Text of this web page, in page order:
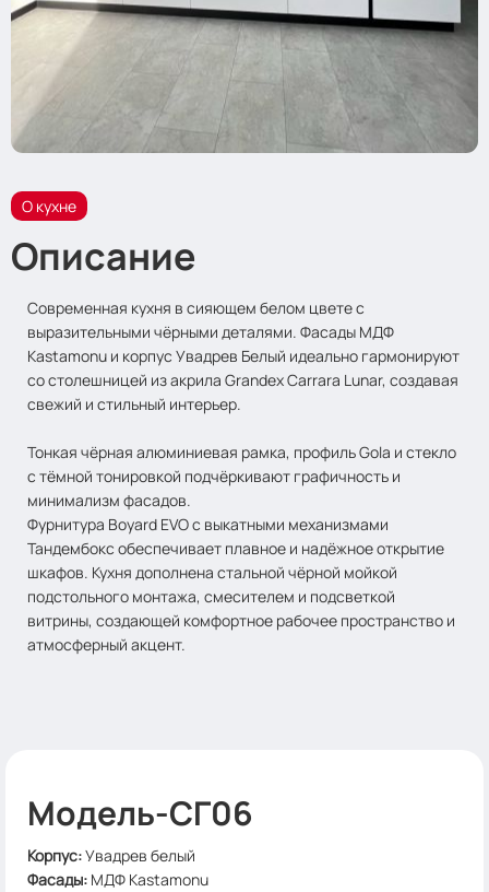
О кухне
Описание
Современная кухня в сияющем белом цвете с
выразительными чёрными деталями. Фасады МДФ
Kastamonu и корпус Увадрев Белый идеально гармонируют
со столешницей из акрила Grandex Carrara Lunar, создавая
свежий и стильный интерьер.
Тонкая чёрная алюминиевая рамка, профиль Gola и стекло
с тёмной тонировкой подчёркивают графичность и
минимализм фасадов.
Фурнитура Boyard EVO с выкатными механизмами
Тандембокс обеспечивает плавное и надёжное открытие
шкафов. Кухня дополнена стальной чёрной мойкой
подстольного монтажа, смесителем и подсветкой
витрины, создающей комфортное рабочее пространство и
атмосферный акцент.
Модель-СГ06
Корпус:Увадрев белый
Фасады: МДФ Kastamonu